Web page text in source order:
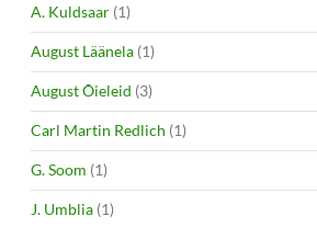
A. Kuldsaar (1)
August Läänela (1)
August Õieleid (3)
Carl Martin Redlich (1)
G. Soom (1)
J. Umblia (1)